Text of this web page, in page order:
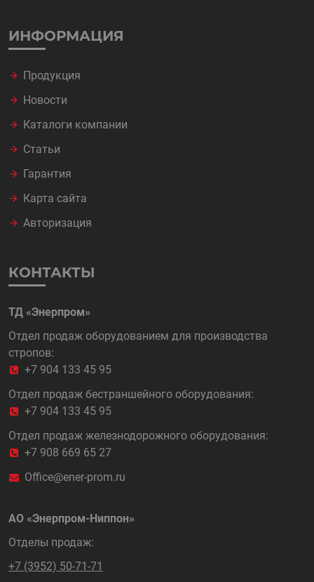
ИНФОРМАЦИЯ
Продукция
Новости
Каталоги компании
Статьи
Гарантия
Карта сайта
Авторизация
КОНТАКТЫ
ТД «Энерпром»
Отдел продаж оборудованием для производства
стропов:
+7 904 133 45 95
Отдел продаж бестраншейного оборудования:
+7 904 133 45 95
Отдел продаж железнодорожного оборудования:
+7 908 669 65 27
Office@ener-prom.ru
АО «Энерпром-Ниппон»
Отделы продаж:
+7 (3952) 50-71-71